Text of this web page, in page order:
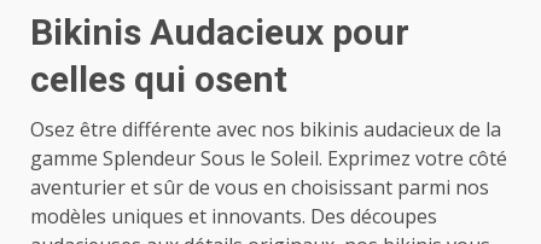
Bikinis Audacieux pour
celles qui osent
Osez être différente avec nos bikinis audacieux de la
gamme Splendeur Sous le Soleil. Exprimez votre côté
aventurier et sûr de vous en choisissant parmi nos
modèles uniques et innovants. Des découpes